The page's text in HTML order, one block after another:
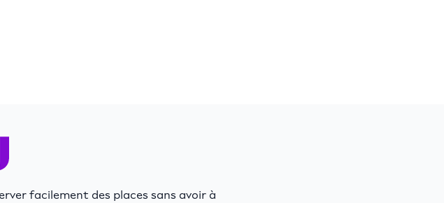
facilement des places sans avoir à